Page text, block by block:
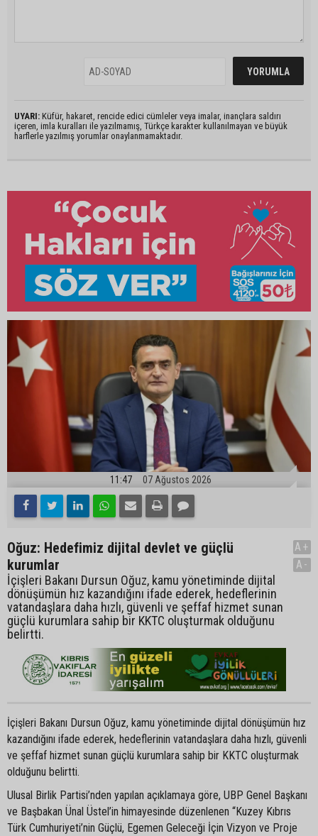
UYARI: Küfür, hakaret, rencide edici cümleler veya imalar, inançlara saldırı
içeren, imla kuralları ile yazılmamış, Türkçe karakter kullanılmayan ve büyük
harflerle yazılmış yorumlar onaylanmamaktadır.
11:47 07 Ağustos 2026
Oğuz: Hedefimiz dijital devlet ve güçlü
kurumlar
İçişleri Bakanı Dursun Oğuz, kamu yönetiminde dijital
dönüşümün hız kazandığını ifade ederek, hedeflerinin
vatandaşlara daha hızlı, güvenli ve şeffaf hizmet sunan
güçlü kurumlara sahip bir KKTC oluşturmak olduğunu
belirtti.
A+
A-
İçişleri Bakanı Dursun Oğuz, kamu yönetiminde dijital dönüşümün hız
kazandığını ifade ederek, hedeflerinin vatandaşlara daha hızlı, güvenli
ve şeffaf hizmet sunan güçlü kurumlara sahip bir KKTC oluşturmak
olduğunu belirtti.
Ulusal Birlik Partisi’nden yapılan açıklamaya göre, UBP Genel Başkanı
ve Başbakan Ünal Üstel’in himayesinde düzenlenen “Kuzey Kıbrıs
Türk Cumhuriyeti’nin Güçlü, Egemen Geleceği İçin Vizyon ve Proje